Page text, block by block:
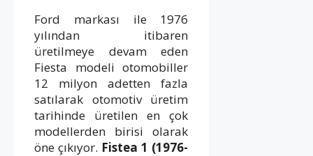
Ford markası ile 1976
yılından itibaren
üretilmeye devam eden
Fiesta modeli otomobiller
12 milyon adetten fazla
satılarak otomotiv üretim
tarihinde üretilen en çok
modellerden birisi olarak
öne çıkıyor. Fistea 1 (1976-